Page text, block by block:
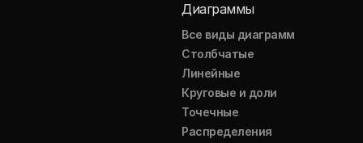
Диаграммы
Все виды диаграмм
Столбчатые
Линейные
Круговые и доли
Точечные
Распределения